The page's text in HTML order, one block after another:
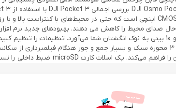
بررسی کنید که برای انتخاب سریع جهت گیری قابل چرخش است. تثبیت کننده گیمبال 3 محوره
با امکان استفاده با یک دست، می توانید در عرض یک